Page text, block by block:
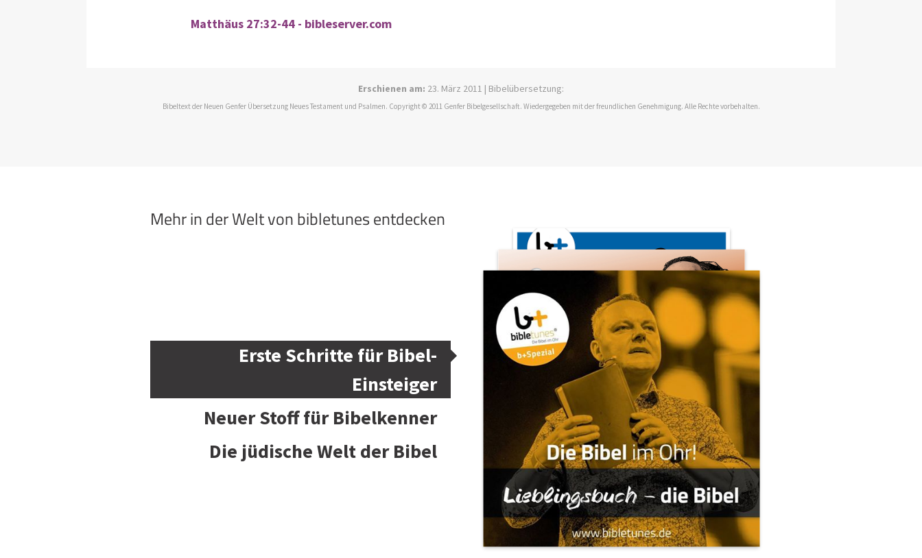
Matthäus 27:32-44 - bibleserver.com
Erschienen am: 23. März 2011 | Bibelübersetzung:
Bibeltext der Neuen Genfer Übersetzung Neues Testament und Psalmen. Copyright © 2011 Genfer Bibelgesellschaft. Wiedergegeben mit der freundlichen Genehmigung. Alle Rechte vorbehalten.
Mehr in der Welt von bibletunes entdecken
Erste Schritte für Bibel-
Einsteiger
Neuer Stoff für Bibelkenner
Die jüdische Welt der Bibel